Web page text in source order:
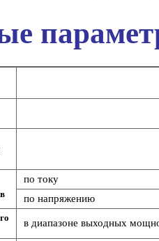
по току
по напряжению
в диапазоне выходных